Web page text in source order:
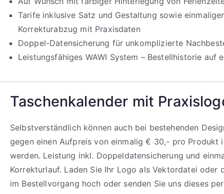
Tarife inklusive Satz und Gestaltung sowie
Korrekturabzug mit Praxisdaten
Doppel-Datensicherung für unkomplizierte
Leistungsfähiges WAWI System – Bestellhistorie auf
Taschenkalender mit
Selbstverständlich können auch bei bestehenden
gegen einen Aufpreis von einmalig € 30,- pro Produkt
werden. Leistung inkl. Doppeldatensicherung und
Korrekturlauf. Laden Sie Ihr Logo als Vektordatei oder
im Bestellvorgang hoch oder senden Sie uns dieses